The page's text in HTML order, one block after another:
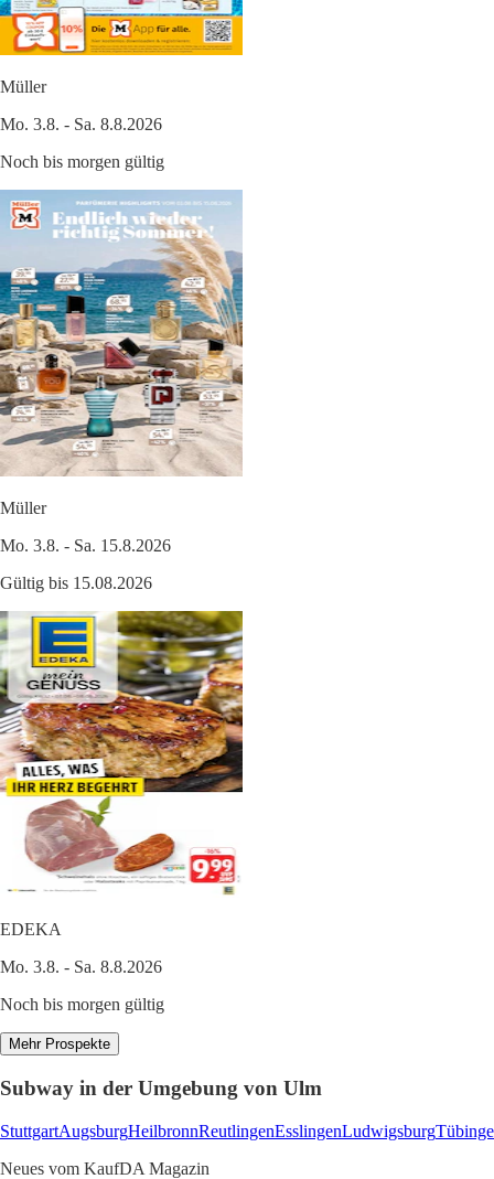
Müller
Mo. 3.8. - Sa. 8.8.2026
Noch bis morgen gültig
Müller
Mo. 3.8. - Sa. 15.8.2026
Gültig bis 15.08.2026
EDEKA
Mo. 3.8. - Sa. 8.8.2026
Noch bis morgen gültig
Mehr Prospekte
Subway in der Umgebung von Ulm
StuttgartAugsburgHeilbronnReutlingenEsslingenLudwigsburg
Neues vom KaufDA Magazin